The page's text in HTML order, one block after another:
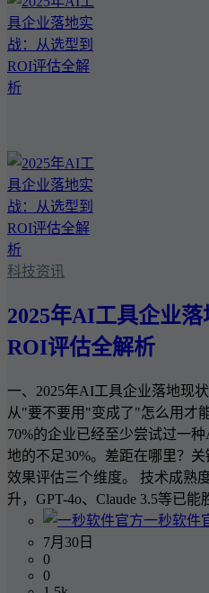
科技资讯
2025年AI工具企业
ROI评估全解析
一、2025年AI工具企业落地现
从"要不要用"变成了"怎么用才
70%的企业已经至少尝试过一
地的不足30%。差距在哪里？
效果评估三个维度。 技术成熟
升，GPT-4o、Claude 3.5等已
一秒软件
7月30日
0
0